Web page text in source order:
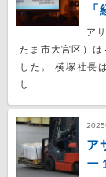
ア
たま市大宮区）
した。 横塚社長
し…
2025
ア
ー